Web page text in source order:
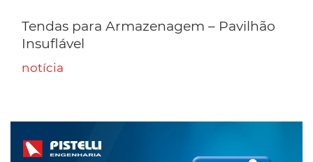
Tendas para Armazenagem – Pavilhão
Insuflável
notícia